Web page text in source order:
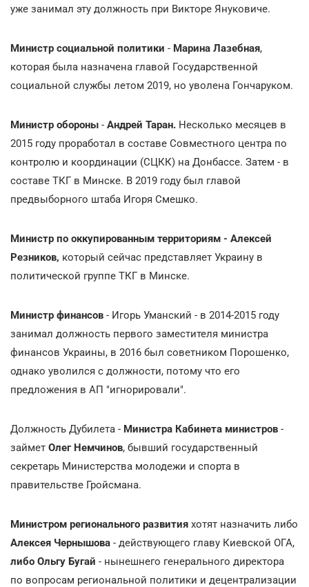
уже занимал эту должность при Викторе Януковиче.
Министр социальной политики - Марина Лазебная,
которая была назначена главой Государственной
социальной службы летом 2019, но уволена Гончаруком.
Министр обороны - Андрей Таран. Несколько месяцев в
2015 году проработал в составе Совместного центра по
контролю и координации (СЦКК) на Донбассе. Затем - в
составе ТКГ в Минске. В 2019 году был главой
предвыборного штаба Игоря Смешко.
Министр по оккупированным территориям - Алексей
Резников, который сейчас представляет Украину в
политической группе ТКГ в Минске.
Министр финансов - Игорь Уманский - в 2014-2015 году
занимал должность первого заместителя министра
финансов Украины, в 2016 был советником Порошенко,
однако уволился с должности, потому что его
предложения в АП "игнорировали".
Должность Дубилета - Министра Кабинета министров -
займет Олег Немчинов, бывший государственный
секретарь Министерства молодежи и спорта в
правительстве Гройсмана.
Министром регионального развития хотят назначить либо
Алексея Чернышова - действующего главу Киевской ОГА,
либо Ольгу Бугай - нынешнего генерального директора
по вопросам региональной политики и децентрализации